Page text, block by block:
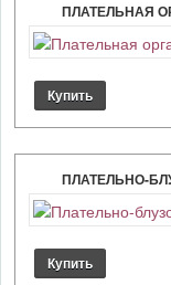
ПЛАТЕЛЬНАЯ
ПЛАТЕЛЬНО-